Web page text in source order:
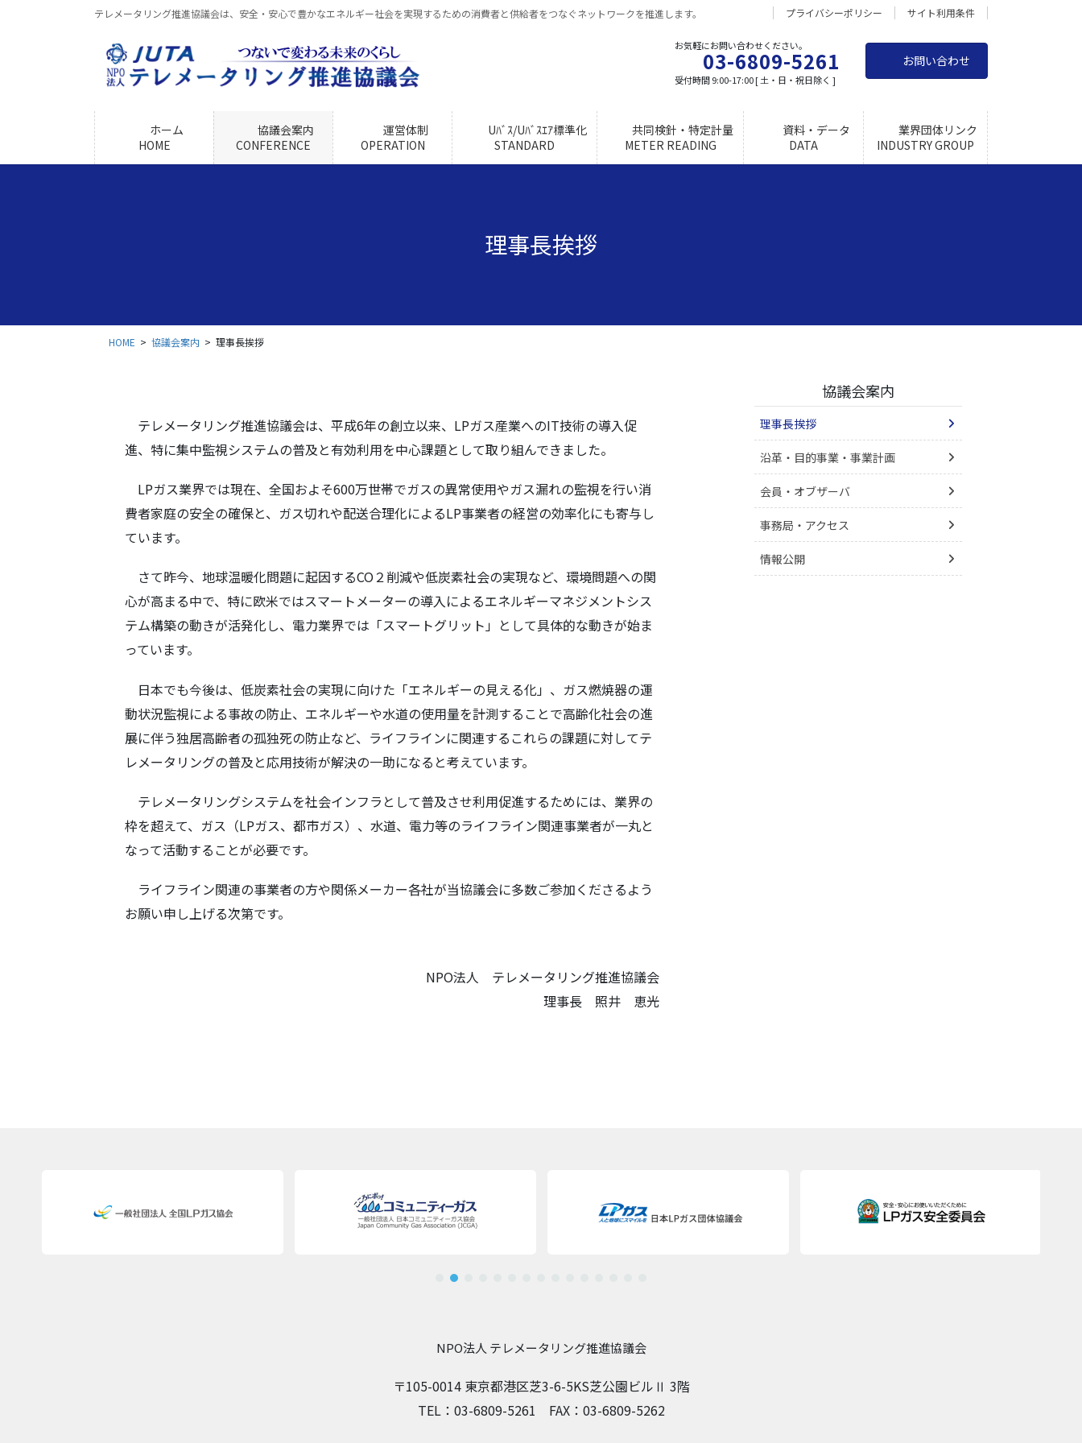
移
テレメータリング推進協議会は、安全・安心で豊かなエネルギー社会を実現するための消費者と供給者をつなぐネットワークを推進します。 プライバシーポリシー サイト利用条件
お気軽にお問い合わせください。
03-6809-5261
受付時間 9:00-17:00 [ 土・日・祝日除く ]
お問い合わせ
ホーム
HOME
協議会案内
CONFERENCE
運営体制
OPERATION
Uﾊﾞｽ/Uﾊﾞｽｴｱ標準化
STANDARD
共同検針・特定計量
METER READING
資料・データ
DATA
業界団体リンク
INDUSTRY GROUP
理事長挨拶
HOME 協議会案内 理事長挨拶
テレメータリング推進協議会は、平成6年の創立以来、LPガス産業へのIT技術の導入促
進、特に集中監視システムの普及と有効利用を中心課題として取り組んできました。
LPガス業界では現在、全国およそ600万世帯でガスの異常使用やガス漏れの監視を行い消
費者家庭の安全の確保と、ガス切れや配送合理化によるLP事業者の経営の効率化にも寄与し
ています。
さて昨今、地球温暖化問題に起因するCO２削減や低炭素社会の実現など、環境問題への関
心が高まる中で、特に欧米ではスマートメーターの導入によるエネルギーマネジメントシス
テム構築の動きが活発化し、電力業界では「スマートグリット」として具体的な動きが始ま
っています。
日本でも今後は、低炭素社会の実現に向けた「エネルギーの見える化」、ガス燃焼器の運
動状況監視による事故の防止、エネルギーや水道の使用量を計測することで高齢化社会の進
展に伴う独居高齢者の孤独死の防止など、ライフラインに関連するこれらの課題に対してテ
レメータリングの普及と応用技術が解決の一助になると考えています。
テレメータリングシステムを社会インフラとして普及させ利用促進するためには、業界の
枠を超えて、ガス（LPガス、都市ガス）、水道、電力等のライフライン関連事業者が一丸と
なって活動することが必要です。
ライフライン関連の事業者の方や関係メーカー各社が当協議会に多数ご参加くださるよう
お願い申し上げる次第です。
NPO法人 テレメータリング推進協議会
理事長 照井 恵光
協議会案内
理事長挨拶
沿革・目的事業・事業計画
会員・オブザーバ
事務局・アクセス
情報公開
NPO法人 テレメータリング推進協議会
〒105-0014 東京都港区芝3-6-5KS芝公園ビルⅡ 3階
TEL：03-6809-5261 FAX：03-6809-5262